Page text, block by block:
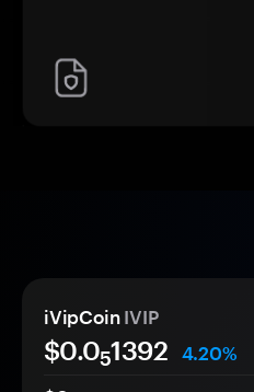
iVipCoin IVIP
$0.051392
4.20%